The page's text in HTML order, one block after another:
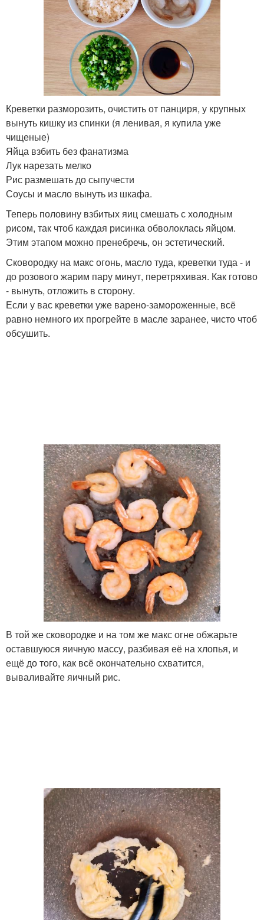
Креветки разморозить, очистить от панциря, у крупных
вынуть кишку из спинки (я ленивая, я купила уже
чищеные)
Яйца взбить без фанатизма
Лук нарезать мелко
Рис размешать до сыпучести
Соусы и масло вынуть из шкафа.
Теперь половину взбитых яиц смешать с холодным
рисом, так чтоб каждая рисинка обволоклась яйцом.
Этим этапом можно пренебречь, он эстетический.
Сковородку на макс огонь, масло туда, креветки туда - и
до розового жарим пару минут, перетряхивая. Как готово
- вынуть, отложить в сторону.
Если у вас креветки уже варено-замороженные, всё
равно немного их прогрейте в масле заранее, чисто чтоб
обсушить.
В той же сковородке и на том же макс огне обжарьте
оставшуюся яичную массу, разбивая её на хлопья, и
ещё до того, как всё окончательно схватится,
вываливайте яичный рис.